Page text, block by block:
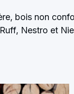
bois non
Nestro et